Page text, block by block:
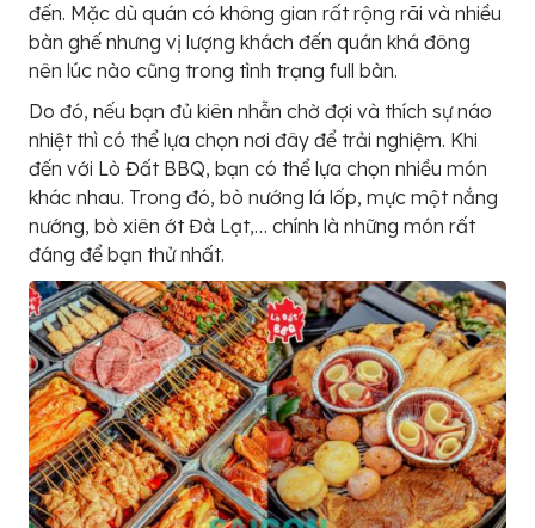
đến. Mặc dù quán có không gian rất rộng rãi và nhiều
bàn ghế nhưng vị lượng khách đến quán khá đông
nên lúc nào cũng trong tình trạng full bàn.
Do đó, nếu bạn đủ kiên nhẫn chờ đợi và thích sự náo
nhiệt thì có thể lựa chọn nơi đây để trải nghiệm. Khi
đến với Lò Đất BBQ, bạn có thể lựa chọn nhiều món
khác nhau. Trong đó, bò nướng lá lốp, mực một nắng
nướng, bò xiên ớt Đà Lạt,… chính là những món rất
đáng để bạn thử nhất.